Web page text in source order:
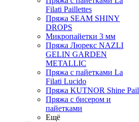
Filati Paillettes
Пряжа SEAM SHINY
DROPS
Микропайетки 3 мм
Пряжа Люрекс NAZLI
GELIN GARDEN
METALLIC
Пряжа с пайетками La
Filati Lucido
Пряжа KUTNOR Shine Pail
Пряжа с бисером и
пайетками
Ещё